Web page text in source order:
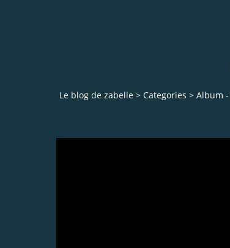
Le blog de zabelle > Categories > Album -